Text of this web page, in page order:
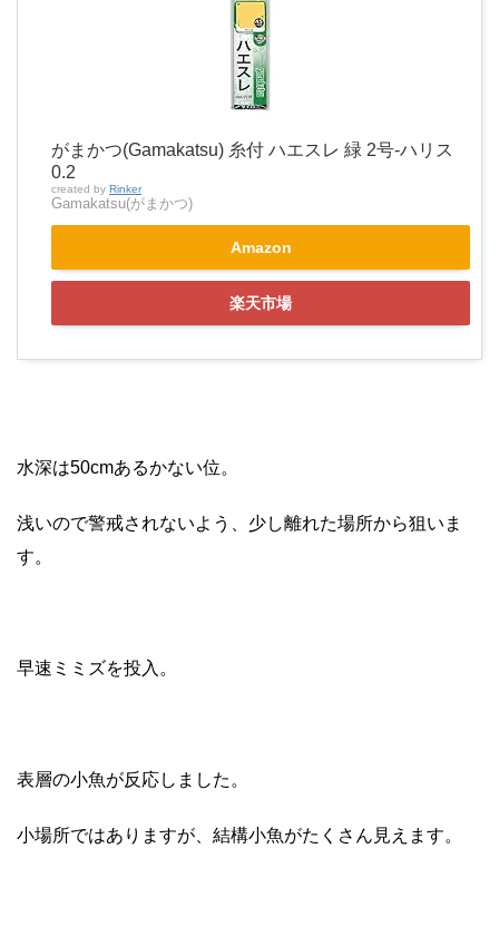
がまかつ(Gamakatsu) 糸付 ハエスレ 緑 2号-ハリス
0.2
created by Rinker
Gamakatsu(がまかつ)
Amazon
楽天市場
水深は50cmあるかない位。
浅いので警戒されないよう、少し離れた場所から狙いま
す。
早速ミミズを投入。
表層の小魚が反応しました。
小場所ではありますが、結構小魚がたくさん見えます。